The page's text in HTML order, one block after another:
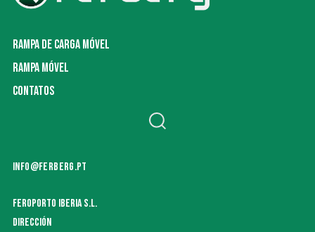
RAMPA DE CARGA MÓVEL
RAMPA MÓVEL
CONTATOS
INFO@FERBERG.PT
FEROPORTO IBERIA S.L.
DIRECCIÓN